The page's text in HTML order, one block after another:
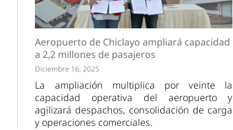
Aeropuerto de Chiclayo ampliará capacidad
a 2,2 millones de pasajeros
Diciembre 16, 2025
La ampliación multiplica por veinte la
capacidad operativa del aeropuerto y
agilizará despachos, consolidación de carga
y operaciones comerciales.